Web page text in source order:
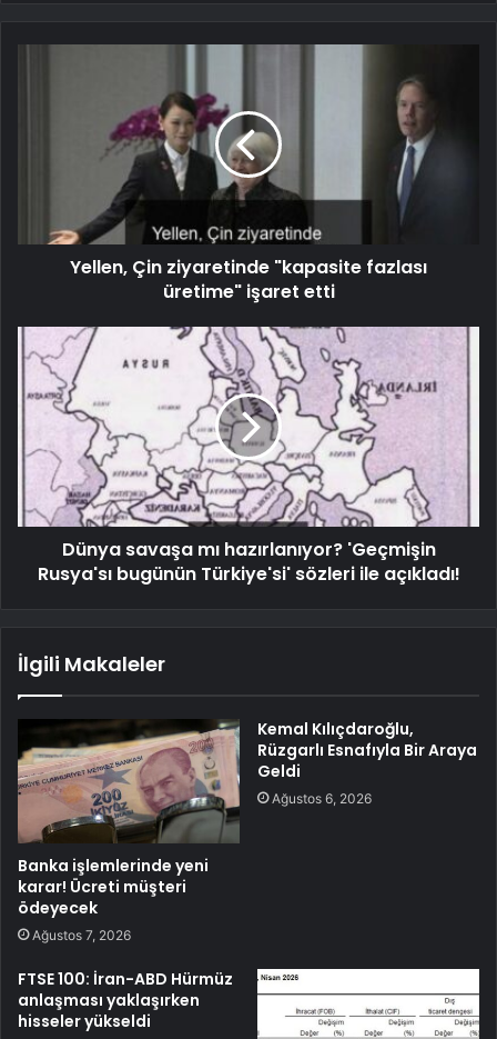
Yellen, Çin ziyaretinde "kapasite fazlası
üretime" işaret etti
Dünya savaşa mı hazırlanıyor? 'Geçmişin
Rusya'sı bugünün Türkiye'si' sözleri ile açıkladı!
İlgili Makaleler
Banka işlemlerinde yeni
karar! Ücreti müşteri
ödeyecek
Ağustos 7, 2026
Kemal Kılıçdaroğlu,
Rüzgarlı Esnafıyla Bir Araya
Geldi
Ağustos 6, 2026
FTSE 100: İran-ABD Hürmüz
anlaşması yaklaşırken
hisseler yükseldi